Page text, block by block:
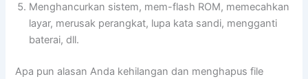
Menghancurkan sistem, mem-flash ROM, memecahkan
layar, merusak perangkat, lupa kata sandi, mengganti
baterai, dll.
Apa pun alasan Anda kehilangan dan menghapus file